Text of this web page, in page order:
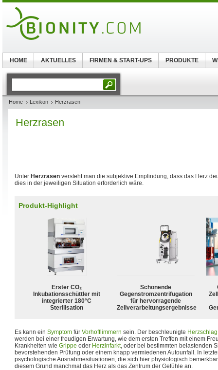
Home Lexikon Herzrasen
Herzrasen
Unter Herzrasen versteht man die subjektive Empfindung, dass das Herz
dies in der jeweiligen Situation erforderlich wäre.
Produkt-Highlight
Erster CO₂
Inkubationsschüttler mit
integrierter 180°C
Sterilisation
Schonende
Gegenstromzentrifugation
für hervorragende
Zellverarbeitungsergebnisse
Es kann ein Symptom für Vorhofflimmern sein. Der beschleunigte Herzschlag
werden bei einer freudigen Erwartung, wie dem ersten Treffen mit einem
Krankheiten wie Grippe oder Herzinfarkt, oder bei bestimmten belastenden
bevorstehenden Prüfung oder einem knapp vermiedenen Autounfall. In
psychologische Ausnahmesituationen, die sich hier physiologisch
diesem Grund manchmal das Herz als das Zentrum der Gefühle an.
HOME AKTUELLES FIRMEN & START-UPS PRODUKTE